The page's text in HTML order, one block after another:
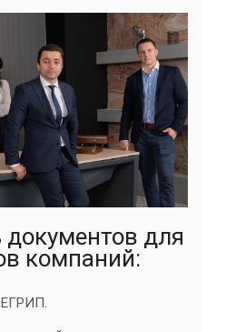
документов для
компаний: